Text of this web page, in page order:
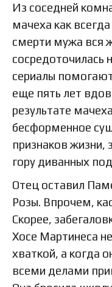
Из соседней
мачеха как
смерти мужа вся
сосредоточилась
сериалы
еще пять лет
результате
бесформенное
признаков жизни,
гору диванных
Отец оставил
Розы. Впрочем,
Скорее,
Хосе Мартинеса
хваткой, а когда
всеми делами